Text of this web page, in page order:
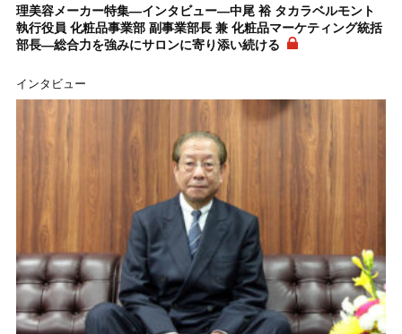
理美容メーカー特集―インタビュー―中尾 裕 タカラベルモント
執行役員 化粧品事業部 副事業部長 兼 化粧品マーケティング統括
部長―総合力を強みにサロンに寄り添い続ける
インタビュー